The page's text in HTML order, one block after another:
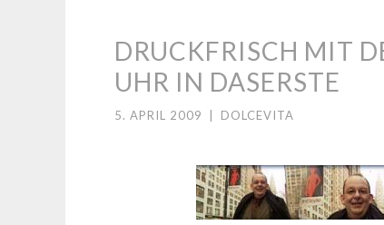
DRUCKFRISCH MIT
UHR IN DASERSTE
5. APRIL 2009 DOLCEVITA